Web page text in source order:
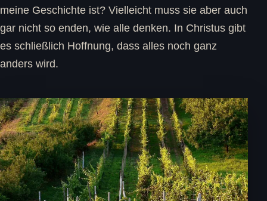
meine Geschichte ist? Vielleicht muss sie aber auch
gar nicht so enden, wie alle denken. In Christus gibt
es schließlich Hoffnung, dass alles noch ganz
anders wird.